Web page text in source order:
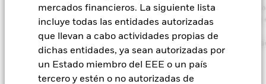
mercados financieros. La siguiente lista
incluye todas las entidades autorizadas
que llevan a cabo actividades propias de
dichas entidades, ya sean autorizadas por
un Estado miembro del EEE o un país
tercero y estén o no autorizadas de
establecido en su Política ESG, tal como se indica en el folleto.
obtener más información sobre las características ESG, consulte
folleto y visite el sitio web de BlackRock:
https://www.blackrock.com/corporate/literature/publication/
baseline-screens-in-europe-middleeast-and-africa.pdf